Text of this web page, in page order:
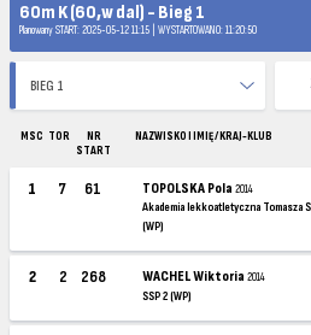
60m K (60,w dal) - Bieg 1
Planowany START: 2025-05-12 11:15 | WYSTARTOWANO: 11:20:50
MSC TOR
NR
START
NAZWISKO I IMIĘ / KRAJ-KLUB
1 7 61 TOPOLSKA Pola 2014
Akademia lekkoatletyczna Tomasza
(WP)
2 2 268 WACHEL Wiktoria2014
SSP 2 (WP)